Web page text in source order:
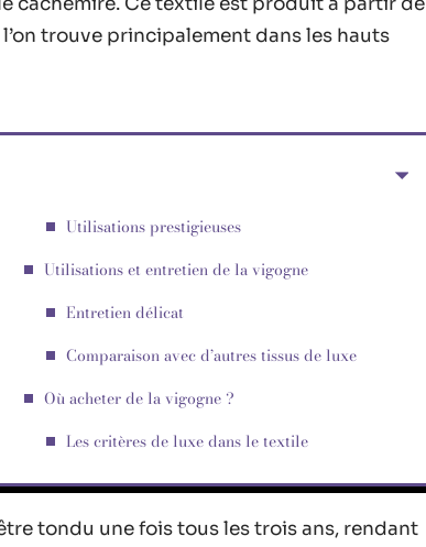
trouve principalement dans les hauts
Utilisations prestigieuses
Utilisations et entretien de la vigogne
Entretien délicat
Comparaison avec d’autres tissus de luxe
Où acheter de la vigogne ?
Les critères de luxe dans le textile
tondu une fois tous les trois ans, rendant